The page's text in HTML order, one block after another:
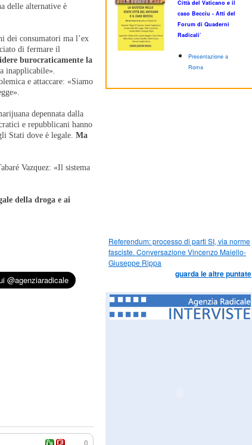
delle alternative è
dei consumatori ma l’ex
di fermare il
burocraticamente la
inapplicabile».
e attaccare: «Siamo
depennata dalla
e repubblicani hanno
Stati dove è legale. Ma
Vazquez: «Il sistema
della droga e ai
Città del Vaticano e il
caso Becciu - Atti del
Forum di Quaderni
Radicali’
Presentazione a
Roma
Referendum: processo di parti SI, via norme
fasciste. Conversazione Vincenzo Maiello-
Giuseppe Rippa
guarda le altre puntate